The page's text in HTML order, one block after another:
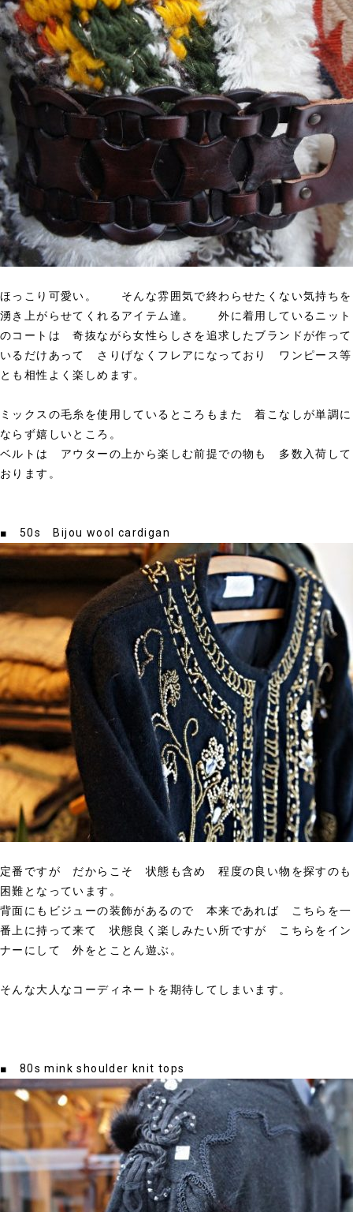
ほっこり可愛い。 そんな雰囲気で終わらせたくない気持ちを
湧き上がらせてくれるアイテム達。 外に着用しているニット
のコートは 奇抜ながら女性らしさを追求したブランドが作って
いるだけあって さりげなくフレアになっており ワンピース等
とも相性よく楽しめます。
ミックスの毛糸を使用しているところもまた 着こなしが単調に
ならず嬉しいところ。
ベルトは アウターの上から楽しむ前提での物も 多数入荷して
おります。
■ 50s Bijou wool cardigan
定番ですが だからこそ 状態も含め 程度の良い物を探すのも
困難となっています。
背面にもビジューの装飾があるので 本来であれば こちらを一
番上に持って来て 状態良く楽しみたい所ですが こちらをイン
ナーにして 外をとことん遊ぶ。
そんな大人なコーディネートを期待してしまいます。
■ 80s mink shoulder knit tops